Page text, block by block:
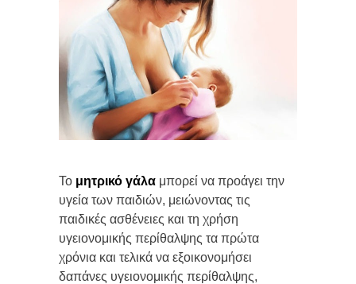
Το μητρικό γάλα μπορεί να προάγει την
υγεία των παιδιών, μειώνοντας τις
παιδικές ασθένειες και τη χρήση
υγειονομικής περίθαλψης τα πρώτα
χρόνια και τελικά να εξοικονομήσει
δαπάνες υγειονομικής περίθαλψης,